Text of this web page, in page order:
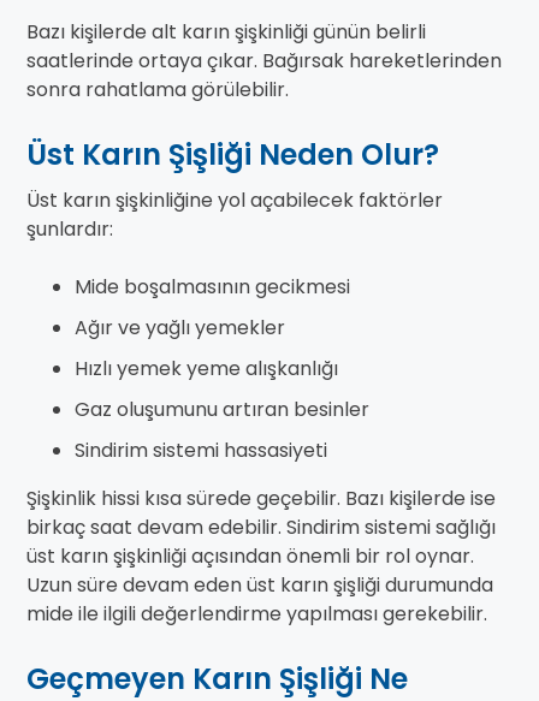
Bazı kişilerde alt karın şişkinliği günün belirli
saatlerinde ortaya çıkar. Bağırsak hareketlerinden
sonra rahatlama görülebilir.
Üst Karın Şişliği Neden Olur?
Üst karın şişkinliğine yol açabilecek faktörler
şunlardır:
Mide boşalmasının gecikmesi
Ağır ve yağlı yemekler
Hızlı yemek yeme alışkanlığı
Gaz oluşumunu artıran besinler
Sindirim sistemi hassasiyeti
Şişkinlik hissi kısa sürede geçebilir. Bazı kişilerde ise
birkaç saat devam edebilir. Sindirim sistemi sağlığı
üst karın şişkinliği açısından önemli bir rol oynar.
Uzun süre devam eden üst karın şişliği durumunda
mide ile ilgili değerlendirme yapılması gerekebilir.
Geçmeyen Karın Şişliği Ne